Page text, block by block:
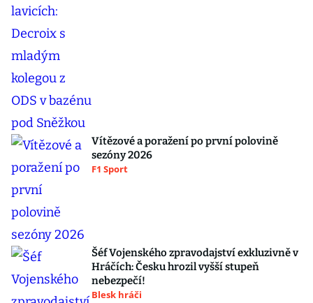
Vítězové a poražení po první polovině
sezóny 2026
F1 Sport
Šéf Vojenského zpravodajství exkluzivně v
Hráčích: Česku hrozil vyšší stupeň
nebezpečí!
Blesk hráči